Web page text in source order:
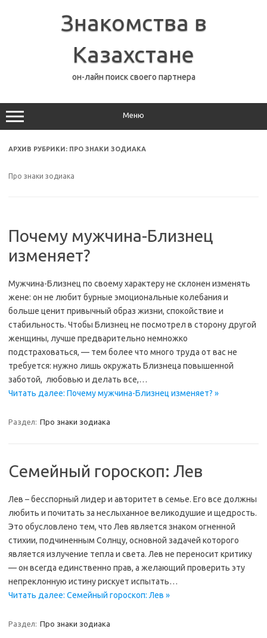
Знакомства в
Казахстане
он-лайн поиск своего партнера
Меню
АРХИВ РУБРИКИ: ПРО ЗНАКИ ЗОДИАКА
Про знаки зодиака
Почему мужчина-Близнец
изменяет?
Мужчина-Близнец по своему характеру не склонен изменять
жене: он не любит бурные эмоциональные колебания и
больше ценит привычный образ жизни, спокойствие и
стабильность. Чтобы Близнец не посмотрел в сторону другой
женщины, лучше предварительно немножко
подстраховаться, — тем более что много труда от вас не
требуется: нужно лишь окружать Близнеца повышенной
заботой, любовью и делать все,…
Читать далее: Почему мужчина-Близнец изменяет? »
Раздел: Про знаки зодиака
Семейный гороскоп: Лев
Лев – бесспорный лидер и авторитет в семье. Его все должны
любить и почитать за неслыханное великодушие и щедрость.
Это обусловлено тем, что Лев является знаком огненной
стихии, подчиненным Солнцу, основной задачей которого
является излучение тепла и света. Лев не переносит критику
— он всегда единственно прав, а желающий проверить эту
непреклонную истину рискует испытать…
Читать далее: Семейный гороскоп: Лев »
Раздел: Про знаки зодиака